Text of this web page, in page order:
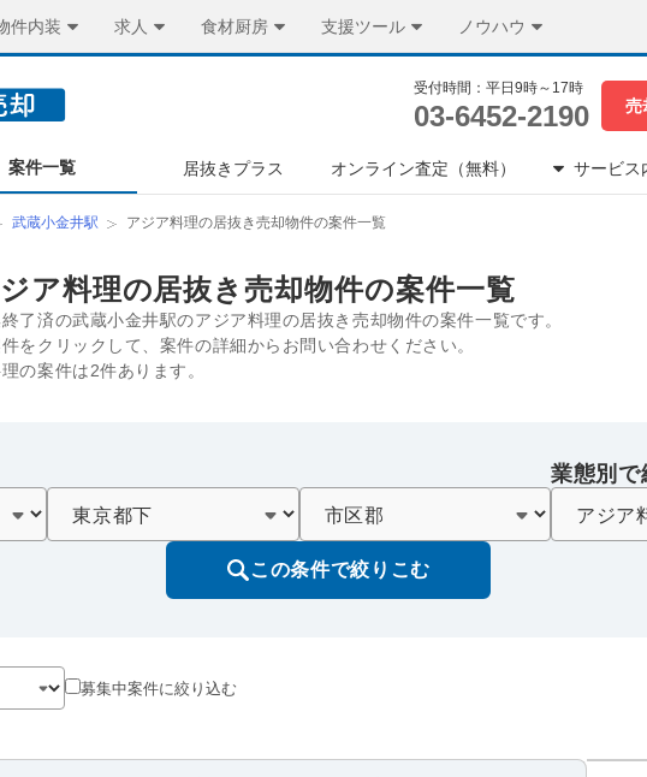
件内装 求人 食材厨房 支援ツール ノウハウ
受付時間：平日9時～17時
03-6452-2190 売
案件一覧 居抜きプラス オンライン査定（無料） サービス
武蔵小金井駅 アジア料理の居抜き売却物件の案件一覧
ア料理の居抜き売却物件の案件一覧
了済の武蔵小金井駅のアジア料理の居抜き売却物件の案件一覧です。
をクリックして、案件の詳細からお問い合わせください。
の案件は2件あります。
業態別で
この条件で絞りこむ
募集中案件に絞り込む